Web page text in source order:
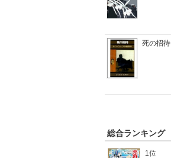
死の招待
総合ランキング
1位